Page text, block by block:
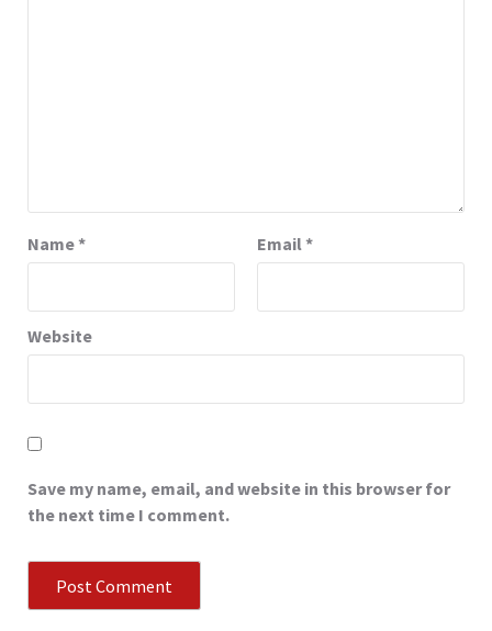
Name* Email*
Website
Save my name, email, and website in this browser for
the next time I comment.